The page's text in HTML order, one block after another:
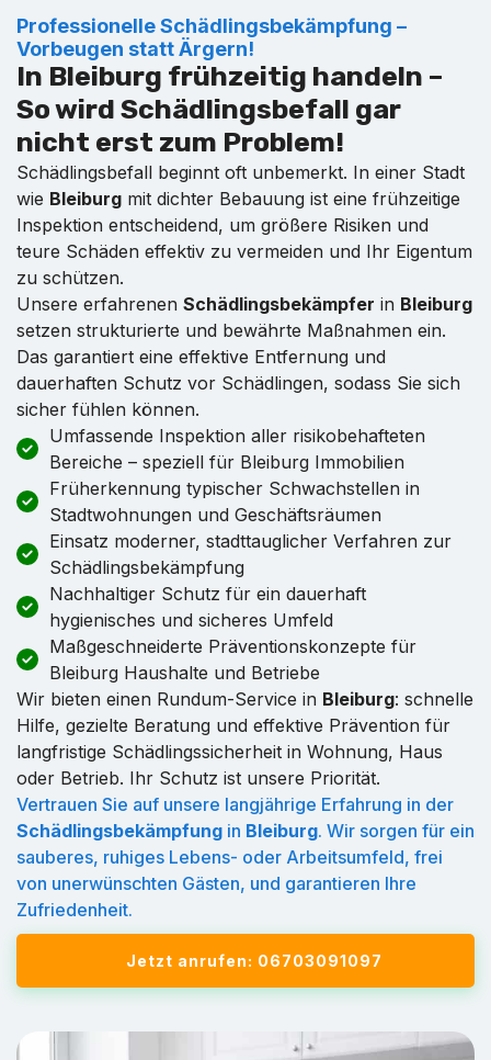
Professionelle Schädlingsbekämpfung –
Vorbeugen statt Ärgern!
In Bleiburg frühzeitig handeln –
So wird Schädlingsbefall gar
nicht erst zum Problem!
Schädlingsbefall beginnt oft unbemerkt. In einer Stadt
wie Bleiburg mit dichter Bebauung ist eine frühzeitige
Inspektion entscheidend, um größere Risiken und
teure Schäden effektiv zu vermeiden und Ihr Eigentum
zu schützen.
Unsere erfahrenen Schädlingsbekämpfer in Bleiburg
setzen strukturierte und bewährte Maßnahmen ein.
Das garantiert eine effektive Entfernung und
dauerhaften Schutz vor Schädlingen, sodass Sie sich
sicher fühlen können.
Umfassende Inspektion aller risikobehafteten
Bereiche – speziell für Bleiburg Immobilien
Früherkennung typischer Schwachstellen in
Stadtwohnungen und Geschäftsräumen
Einsatz moderner, stadttauglicher Verfahren zur
Schädlingsbekämpfung
Nachhaltiger Schutz für ein dauerhaft
hygienisches und sicheres Umfeld
Maßgeschneiderte Präventionskonzepte für
Bleiburg Haushalte und Betriebe
Wir bieten einen Rundum-Service in Bleiburg: schnelle
Hilfe, gezielte Beratung und effektive Prävention für
langfristige Schädlingssicherheit in Wohnung, Haus
oder Betrieb. Ihr Schutz ist unsere Priorität.
Vertrauen Sie auf unsere langjährige Erfahrung in der
Schädlingsbekämpfung in Bleiburg. Wir sorgen für ein
sauberes, ruhiges Lebens- oder Arbeitsumfeld, frei
von unerwünschten Gästen, und garantieren Ihre
Zufriedenheit.
Jetzt anrufen: 06703091097